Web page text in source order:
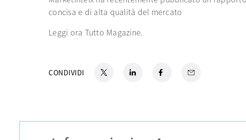
concisa e di alta qualità del mercato
Leggi ora Tutto Magazine.
CONDIVIDI si apre in una nuova scheda
LinkedIn
si apre in una nuova scheda
Facebook
si apre in una nuova scheda
Email